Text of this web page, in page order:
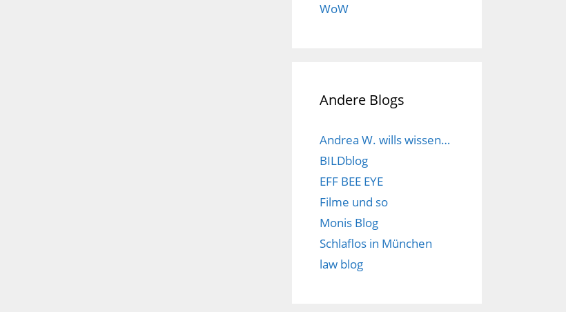
WoW
Andere Blogs
Andrea W. wills wissen…
BILDblog
EFF BEE EYE
Filme und so
Monis Blog
Schlaflos in München
law blog